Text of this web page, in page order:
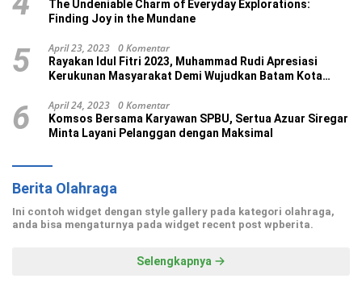
The Undeniable Charm of Everyday Explorations:
Finding Joy in the Mundane
5 April 23, 2023 0 Komentar
Rayakan Idul Fitri 2023, Muhammad Rudi Apresiasi
Kerukunan Masyarakat Demi Wujudkan Batam Kota
6 April 24, 2023 0 Komentar
Komsos Bersama Karyawan SPBU, Sertua Azuar Siregar
Minta Layani Pelanggan dengan Maksimal
Berita Olahraga
Ini contoh widget dengan style gallery pada kategori olahraga,
anda bisa mengaturnya pada widget recent post wpberita.
Selengkapnya